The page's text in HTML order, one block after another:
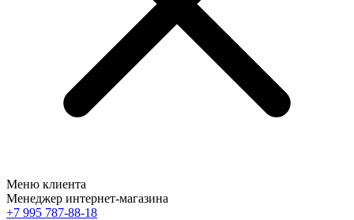
Меню клиента
Менеджер интернет-магазина
+7 995 787-88-18